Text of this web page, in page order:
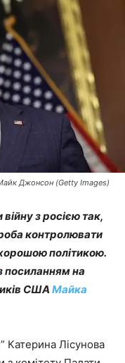
Джонсон (Getty Images)
з росією так,
контролювати
політикою.
посиланням на
США Майка
Катерина Лісунова